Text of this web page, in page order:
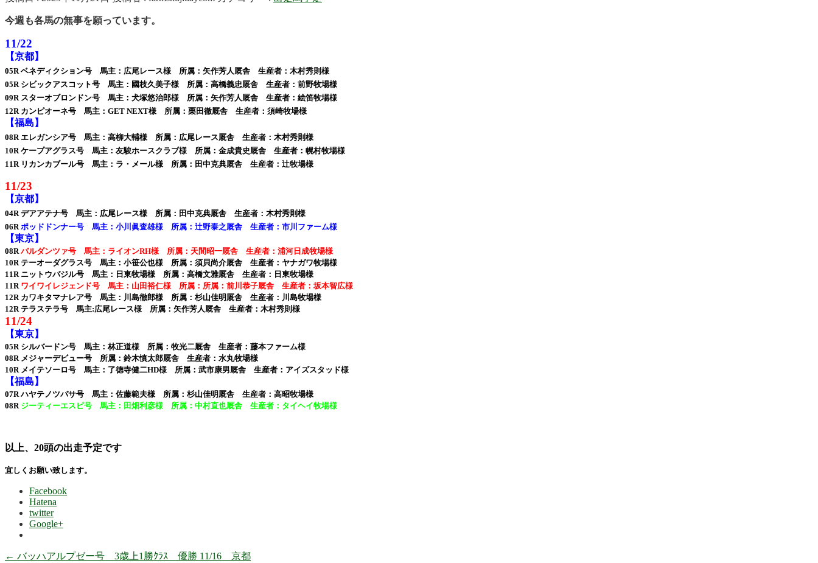
今週も各馬の無事を願っています。
11/22
【京都】
05R ベネディクション号 馬主：広尾レース様 所属：矢作芳人厩舎 生産者：木村秀則様
05R シビックアスコット号 馬主：國枝久美子様 所属：高橋義忠厩舎 生産者：前野牧場様
09R スターオブロンドン号 馬主：犬塚悠治郎様 所属：矢作芳人厩舎 生産者：絵笛牧場様
12R カンピオーネ号 馬主：GET NEXT様 所属：栗田徹厩舎 生産者：須崎牧場様
【福島】
08R エレガンシア号 馬主：高柳大輔様 所属：広尾レース厩舎 生産者：木村秀則様
10R ケープアグラス号 馬主：友駿ホースクラブ様 所属：金成貴史厩舎 生産者：幌村牧場様
11R リカンカブール号 馬主：ラ・メール様 所属：田中克典厩舎 生産者：辻牧場様
11/23
【京都】
04R デアアテナ号 馬主：広尾レース様 所属：田中克典厩舎 生産者：木村秀則様
06Rポッドドンナー号 馬主：小川眞査雄様 所属：辻野泰之厩舎 生産者：市川ファーム様
【東京】
08Rバルダンツァ号 馬主：ライオンRH様 所属：天間昭一厩舎 生産者：浦河日成牧場様
10R テーオーダグラス号 馬主：小笹公也様 所属：須貝尚介厩舎 生産者：ヤナガワ牧場様
11R ニットウバジル号 馬主：日東牧場様 所属：高橋文雅厩舎 生産者：日東牧場様
11R ワイワイレジェンド号 馬主：山田裕仁様 所属：所属：前川恭子厩舎 生産者：坂本智広様
12R カワキタマナレア号 馬主：川島徹郎様 所属：杉山佳明厩舎 生産者：川島牧場様
12R テラステラ号 馬主:広尾レース様 所属：矢作芳人厩舎 生産者：木村秀則様
11/24
【東京】
05R シルバードン号 馬主：林正道様 所属：牧光二厩舎 生産者：藤本ファーム様
08R メジャーデビュー号 所属：鈴木慎太郎厩舎 生産者：水丸牧場様
10R メイテソーロ号 馬主：了徳寺健二HD様 所属：武市康男厩舎 生産者：アイズスタッド様
【福島】
07R ハヤテノツバサ号 馬主：佐藤範夫様 所属：杉山佳明厩舎 生産者：高昭牧場様
08R ジーティーエスピ号 馬主：田畑利彦様 所属：中村直也厩舎 生産者：タイヘイ牧場様
以上、20頭の出走予定です
宜しくお願い致します。
Facebook
Hatena
twitter
Google+
← バッハアルプゼー号 3歳上1勝ｸﾗｽ 優勝 11/16 京都